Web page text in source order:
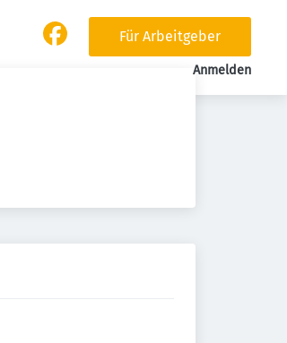
Für Arbeitgeber
Anmelden